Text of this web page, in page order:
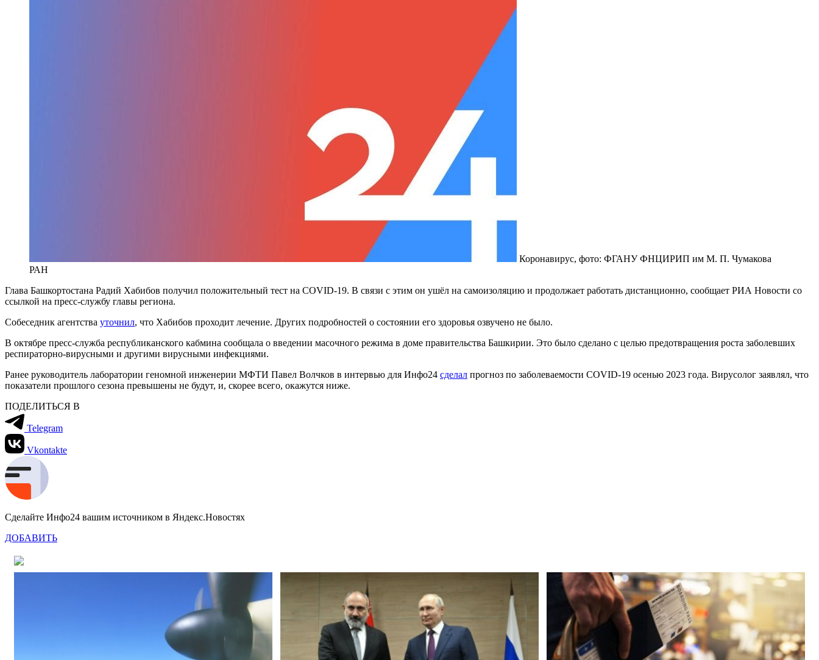
Коронавирус, фото: ФГАНУ ФНЦИРИП им М. П. Чумакова
РАН
Глава Башкортостана Радий Хабибов получил положительный тест на COVID-19. В связи с этим он ушёл на самоизоляцию и продолжает работать дистанционно, сообщает РИА Новости со
ссылкой на пресс-службу главы региона.
Собеседник агентства уточнил, что Хабибов проходит лечение. Других подробностей о состоянии его здоровья озвучено не было.
В октябре пресс-служба республиканского кабмина сообщала о введении масочного режима в доме правительства Башкирии. Это было сделано с целью предотвращения роста заболевших
респираторно-вирусными и другими вирусными инфекциями.
Ранее руководитель лаборатории геномной инженерии МФТИ Павел Волчков в интервью для Инфо24 сделал прогноз по заболеваемости COVID-19 осенью 2023 года. Вирусолог заявлял, что
показатели прошлого сезона превышены не будут, и, скорее всего, окажутся ниже.
ПОДЕЛИТЬСЯ В
Telegram
Vkontakte
Сделайте Инфо24 вашим источником в Яндекс.Новостях
ДОБАВИТЬ